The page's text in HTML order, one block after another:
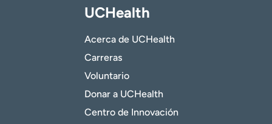
UCHealth
Acerca de UCHealth
Carreras
Voluntario
Donar a UCHealth
Centro de Innovación